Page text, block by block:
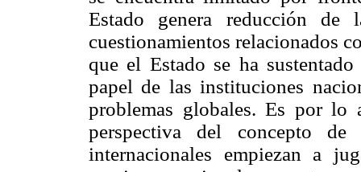
Estado genera reducción de
cuestionamientos relacionados
que el Estado se ha
papel de las instituciones
problemas globales. Es por lo
perspectiva del concepto
internacionales empiezan a